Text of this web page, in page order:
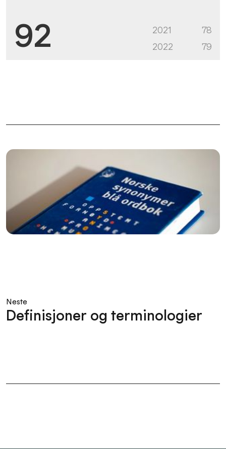
92 2021
78
2022
79
Neste
Definisjoner og terminologier